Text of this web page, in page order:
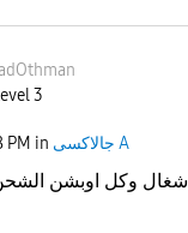
3
PM in جالاكسى A
شغال وكل اوبشن